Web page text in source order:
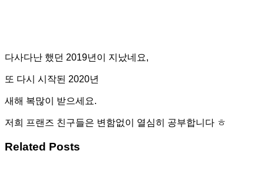
다사다난 했던 2019년이 지났네요,
또 다시 시작된 2020년
새해 복많이 받으세요.
저희 프랜즈 친구들은 변함없이 열심히 공부합니다 ㅎ
Related Posts